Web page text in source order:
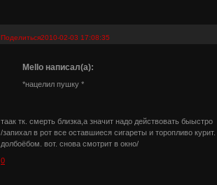
Поделиться2010-02-03 17:08:35
Mello написал(а):
*нацелил пушку *
таак тк. смерть близка,а значит надо действовать быыстро
/запихал в рот все оставшиеся сигареты и торопливо
долбоёбом. вот. снова смотрит в окно/
0